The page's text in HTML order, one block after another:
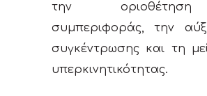
την
συμπεριφοράς, την
συγκέντρωσης και τη
υπερκινητικότητας.